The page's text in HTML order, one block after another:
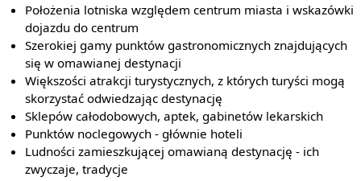
Położenia lotniska względem centrum miasta i wskazówki
dojazdu do centrum
Szerokiej gamy punktów gastronomicznych znajdujących
się w omawianej destynacji
Większości atrakcji turystycznych, z których turyści mogą
skorzystać odwiedzając destynację
Sklepów całodobowych, aptek, gabinetów lekarskich
Punktów noclegowych - głównie hoteli
Ludności zamieszkującej omawianą destynację - ich
zwyczaje, tradycje